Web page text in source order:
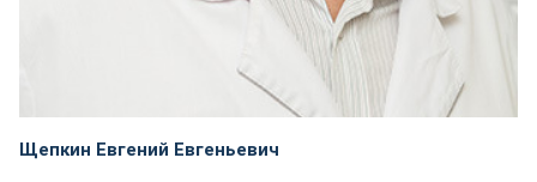
Щепкин Евгений Евгеньевич